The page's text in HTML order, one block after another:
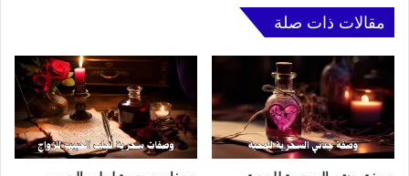
مقالات ذات صلة